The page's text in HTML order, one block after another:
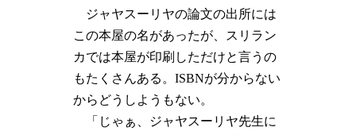
ジャヤスーリヤの論文の出所には
この本屋の名があったが、スリラン
カでは本屋が印刷しただけと言うの
もたくさんある。ISBNが分からない
からどうしようもない。
「じゃぁ、ジャヤスーリヤ先生に